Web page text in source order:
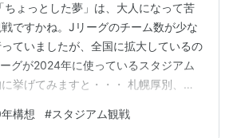
ょっとした夢」は、大人になって苦
ですかね。Jリーグのチーム数が少な
ていましたが、全国に拡大しているの
グが2024年に使っているスタジアム
挙げてみますと・・・ 札幌厚別、ユ
ツ、ギオンス、レモンS、JITス、サン
構想 #スタジアム観戦